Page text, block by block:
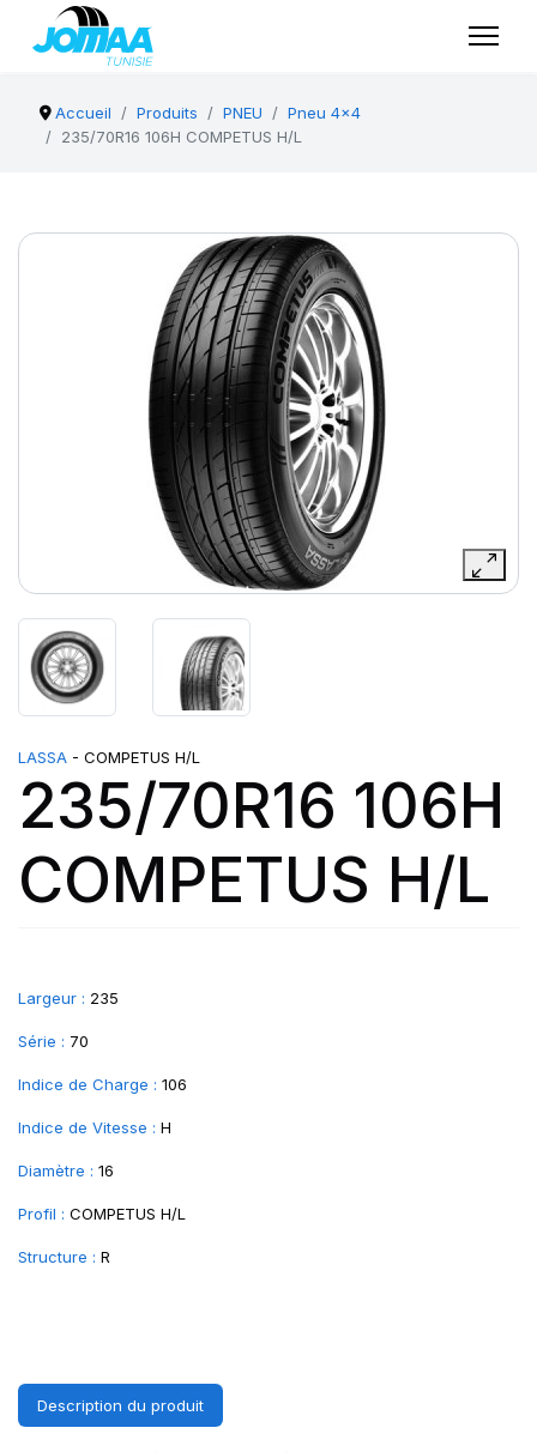
Accueil Produits PNEU
Pneu 4x4
235/70R16 106H COMPETUS H/L
LASSA - COMPETUS H/L
235/70R16 106H
COMPETUS H/L
Largeur : 235
Série : 70
Indice de Charge : 106
Indice de Vitesse : H
Diamètre : 16
Profil : COMPETUS H/L
Structure : R
Description du produit